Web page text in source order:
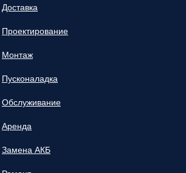
Доставка
Проектирование
Монтаж
Пусконаладка
Обслуживание
Аренда
Замена АКБ